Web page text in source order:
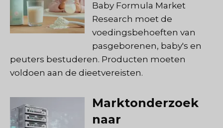
Baby Formula Market
Research moet de
voedingsbehoeften van
pasgeborenen, baby's en
peuters bestuderen. Producten moeten
voldoen aan de dieetvereisten.
Marktonderzoek
naar